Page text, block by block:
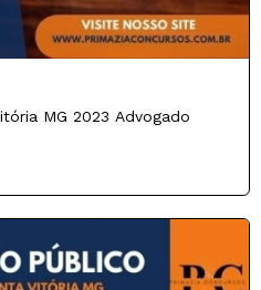
MG 2023 Advogado